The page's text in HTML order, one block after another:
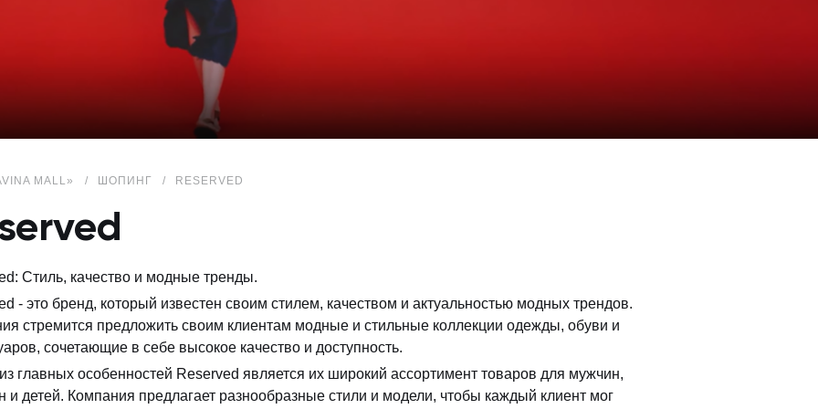
MALL» ШОПИНГ RESERVED
Стиль, качество и модные тренды.
- это бренд, который известен своим стилем, качеством и актуальностью модных трендов.
стремится предложить своим клиентам модные и стильные коллекции одежды, обуви и
сочетающие в себе высокое качество и доступность.
главных особенностей Reserved является их широкий ассортимент товаров для мужчин,
и детей. Компания предлагает разнообразные стили и модели, чтобы каждый клиент мог